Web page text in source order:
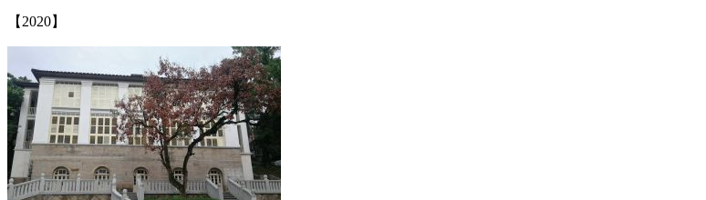
【2020】